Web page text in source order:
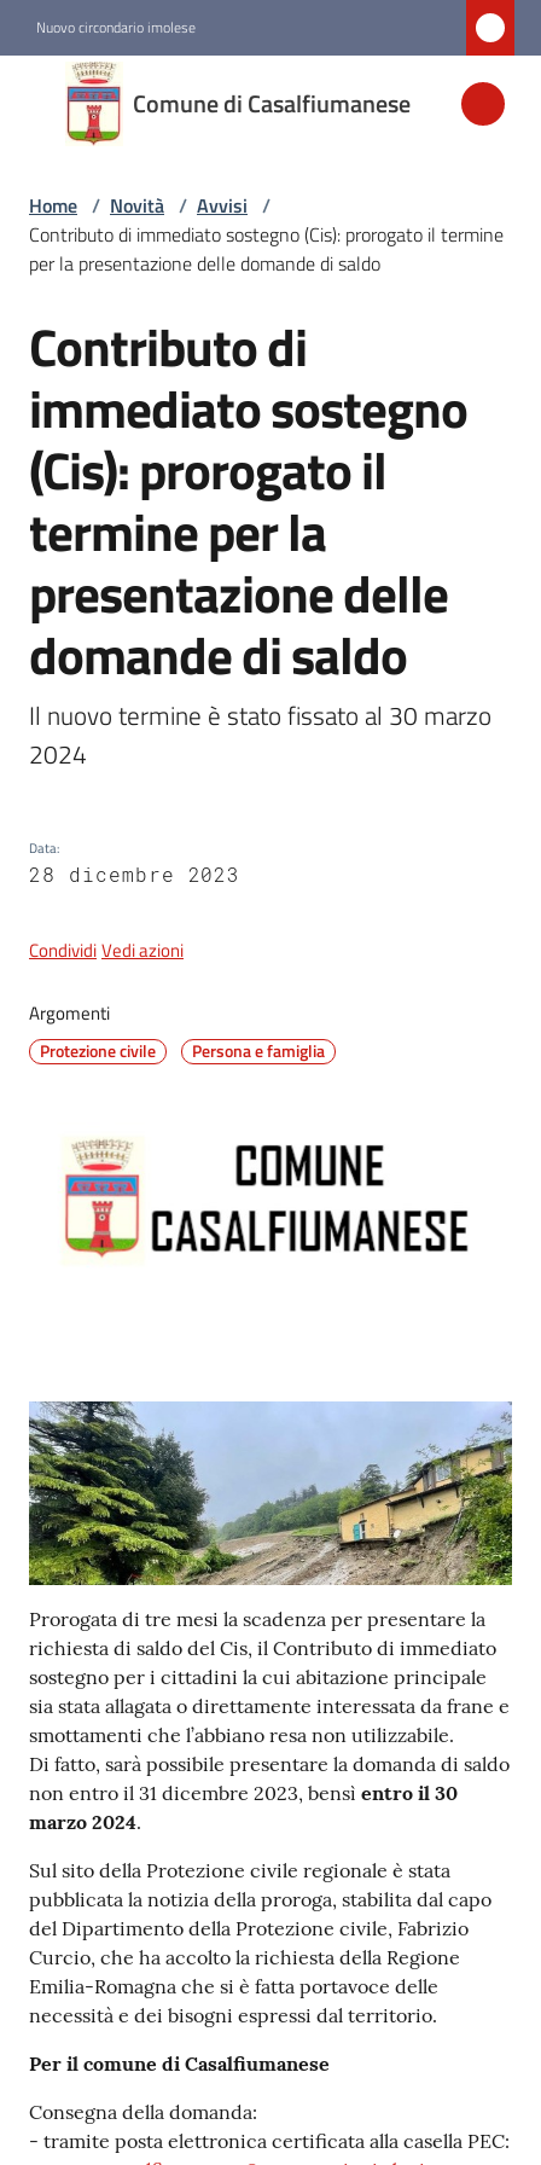
Nuovo circondario imolese
Comune di Casalfiumanese
Comune di
Casalfiumanese
Amministrazione
Vivere
Casalfiumanese
5x1000
on-
line
gli
argomenti
Home / Novità / Avvisi /
Contributo di immediato sostegno (Cis): prorogato il termine
per la presentazione delle domande di saldo
Salta al contenuto
Contributo di
immediato sostegno
(Cis): prorogato il
termine per la
presentazione delle
domande di saldo
Il nuovo termine è stato fissato al 30 marzo
2024
Data:
28 dicembre 2023
CondividiVedi azioni
Argomenti
Protezione civile Persona e famiglia
Contenuto
Prorogata di tre mesi la scadenza per presentare la
richiesta di saldo del Cis, il Contributo di immediato
sostegno per i cittadini la cui abitazione principale
sia stata allagata o direttamente interessata da frane e
smottamenti che l’abbiano resa non utilizzabile.
Di fatto, sarà possibile presentare la domanda di saldo
non entro il 31 dicembre 2023, bensì entro il 30
marzo 2024.
Sul sito della Protezione civile regionale è stata
pubblicata la notizia della proroga, stabilita dal capo
del Dipartimento della Protezione civile, Fabrizio
Curcio, che ha accolto la richiesta della Regione
Emilia-Romagna che si è fatta portavoce delle
necessità e dei bisogni espressi dal territorio.
Per il comune di Casalfiumanese
Consegna della domanda:
- tramite posta elettronica certificata alla casella PEC: